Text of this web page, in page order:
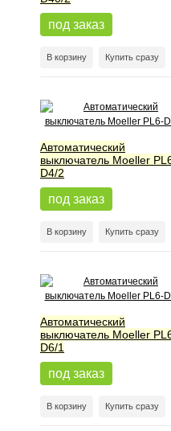
под заказ
В корзину Купить сразу
Автоматический
выключатель Moeller
D4/2
под заказ
В корзину Купить сразу
Автоматический
выключатель Moeller
D6/1
под заказ
В корзину Купить сразу